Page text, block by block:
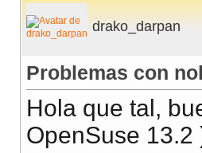
drako_darpan
Problemas con
Hola que tal,
OpenSuse 13.2